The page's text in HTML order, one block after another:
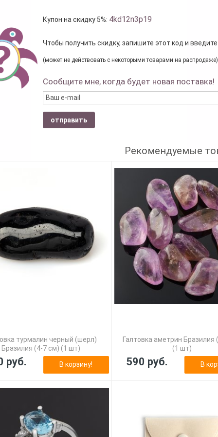
Купон на скидку 5%: 4kd12n3p19
Чтобы получить скидку, запишите этот код и
(может не действовать с некоторыми товарами на
Сообщите мне, когда будет новая поставка!
отправить
Рекомендуемые
турмалин черный (шерл)
Бразилия (4-7 см) (1 шт)
руб. В корзину!
Галтовка аметрин Бразилия
(1 шт)
590 руб. В